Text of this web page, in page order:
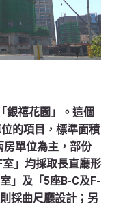
銀禧花園」。這個
的項目，標準面積
單位為主，部份
」均採取長直廳形
」及「5座B-C及F-
採曲尺廳設計；另